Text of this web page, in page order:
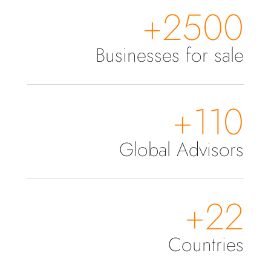
2500+
Businesses for sale
110+
Global Advisors
22+
Countries